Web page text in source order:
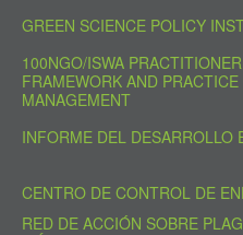
GREEN SCIENCE POLICY
100NGO/ISWA
FRAMEWORK AND
MANAGEMENT
INFORME DEL DESARROLLO
CENTRO DE CONTROL DE
RED DE ACCIÓN SOBRE